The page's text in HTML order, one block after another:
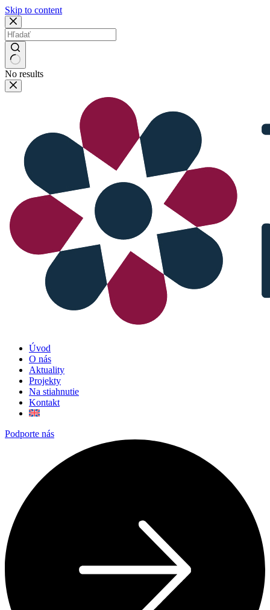
Skip to content
No results
Úvod
O nás
Aktuality
Projekty
Na stiahnutie
Kontakt
Podporte nás